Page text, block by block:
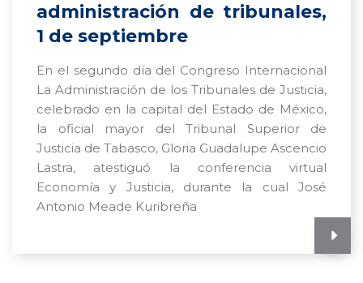
administración de tribunales,
1 de septiembre
En el segundo día del Congreso Internacional
La Administración de los Tribunales de Justicia,
celebrado en la capital del Estado de México,
la oficial mayor del Tribunal Superior de
Justicia de Tabasco, Gloria Guadalupe Ascencio
Lastra, atestiguó la conferencia virtual
Economía y Justicia, durante la cual José
Antonio Meade Kuribreña